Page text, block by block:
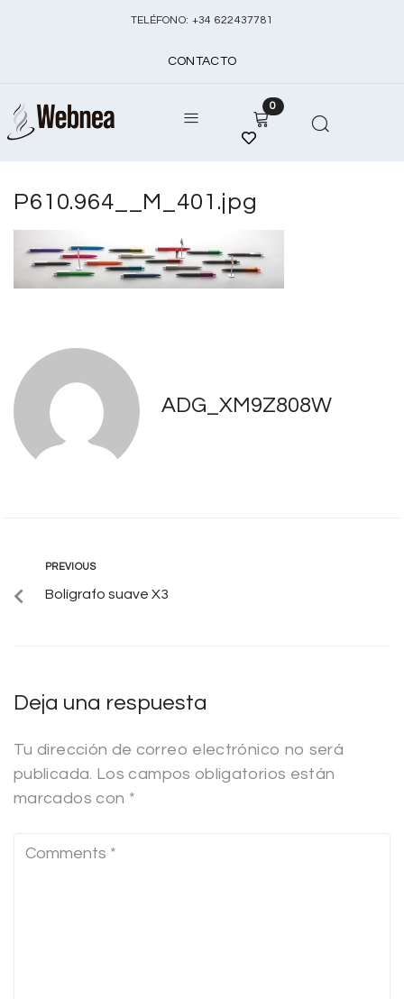
TELÉFONO: +34 622437781
CONTACTO
0
P610.964__M_401.jpg
ADG_XM9Z808W
PREVIOUS
Bolígrafo suave X3
Deja una respuesta
Tu dirección de correo electrónico no será
publicada. Los campos obligatorios están
marcados con *